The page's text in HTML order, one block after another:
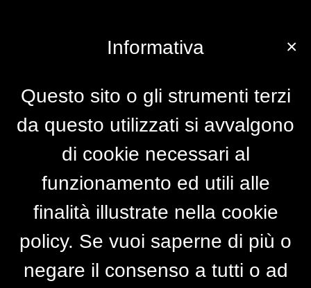
×
Informativa
Questo sito o gli strumenti terzi
da questo utilizzati si avvalgono
di cookie necessari al
funzionamento ed utili alle
finalità illustrate nella cookie
policy. Se vuoi saperne di più o
negare il consenso a tutti o ad